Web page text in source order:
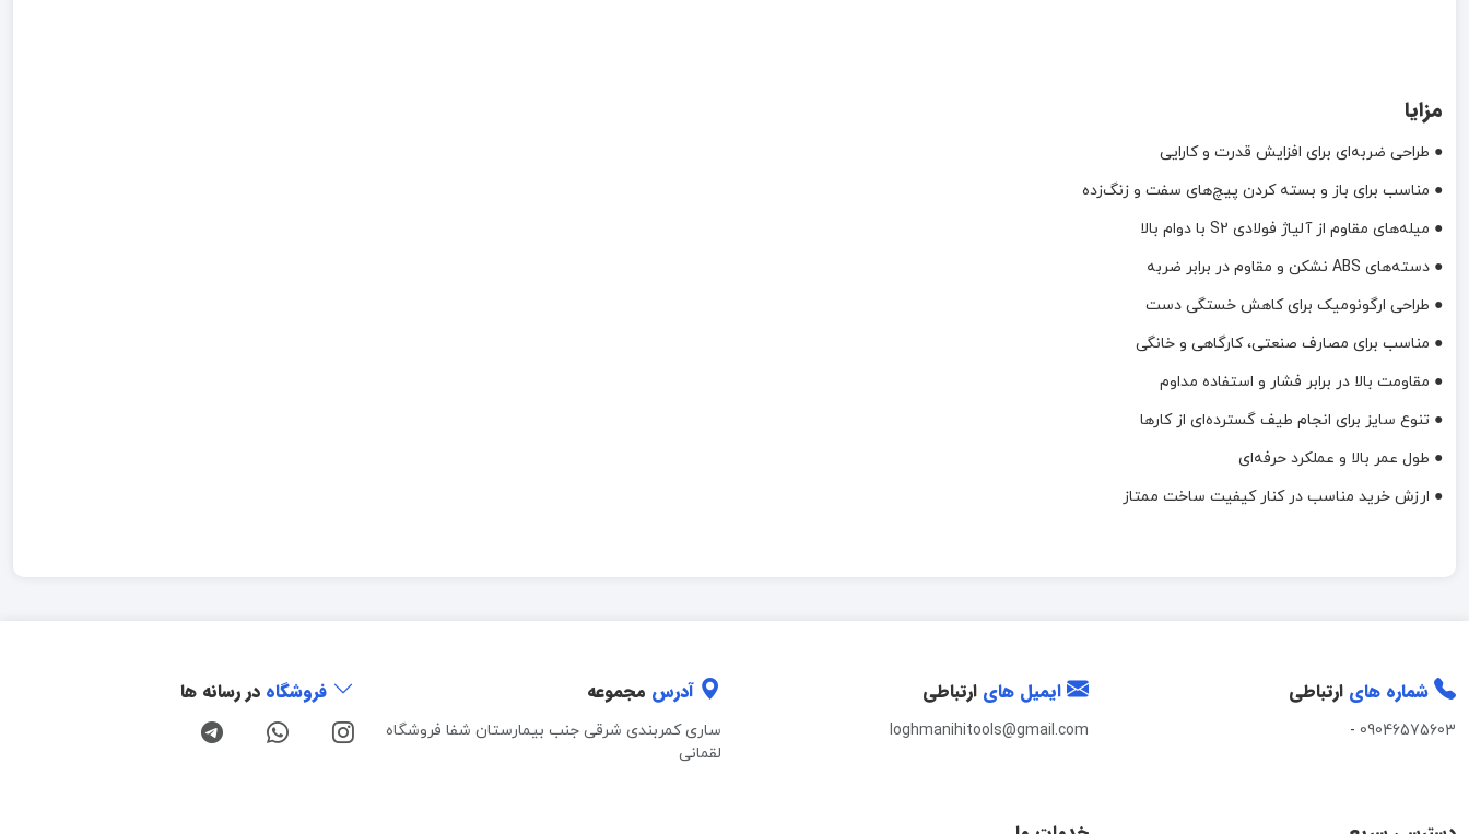
مزایا
● طراحی ضربه‌ای برای افزایش قدرت و کارایی
● مناسب برای باز و بسته کردن پیچ‌های سفت و زنگ‌زده
● میله‌های مقاوم از آلیاژ فولادی S2 با دوام بالا
● دسته‌های ABS نشکن و مقاوم در برابر ضربه
● طراحی ارگونومیک برای کاهش خستگی دست
● مناسب برای مصارف صنعتی، کارگاهی و خانگی
● مقاومت بالا در برابر فشار و استفاده مداوم
● تنوع سایز برای انجام طیف گسترده‌ای از کارها
● طول عمر بالا و عملکرد حرفه‌ای
● ارزش خرید مناسب در کنار کیفیت ساخت ممتاز
شماره های ارتباطی
09046575603
-
ایمیل های ارتباطی
loghmanihitools@gmail.com
آدرس مجموعه
ساری کمربندی شرقی جنب بیمارستان شفا فروشگاه
لقمانی
فروشگاه در رسانه ها